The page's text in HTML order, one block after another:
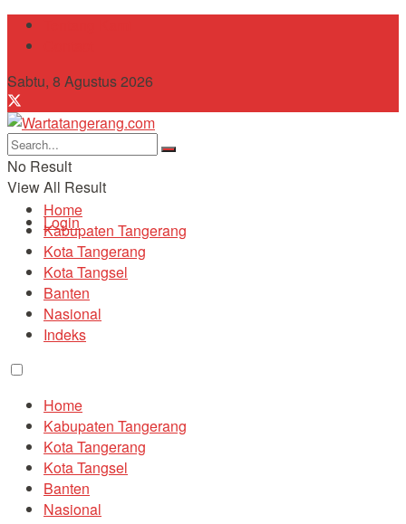
Sabtu, 8 Agustus 2026
No Result
View All Result
Login
Home
Kabupaten Tangerang
Kota Tangerang
Kota Tangsel
Banten
Nasional
Indeks
Home
Kabupaten Tangerang
Kota Tangerang
Kota Tangsel
Banten
Nasional